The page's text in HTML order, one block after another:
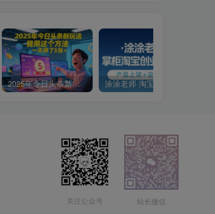
2025年今日头条新玩法，我用这个方法，一天挣了5张+
关注公众号 站长微信